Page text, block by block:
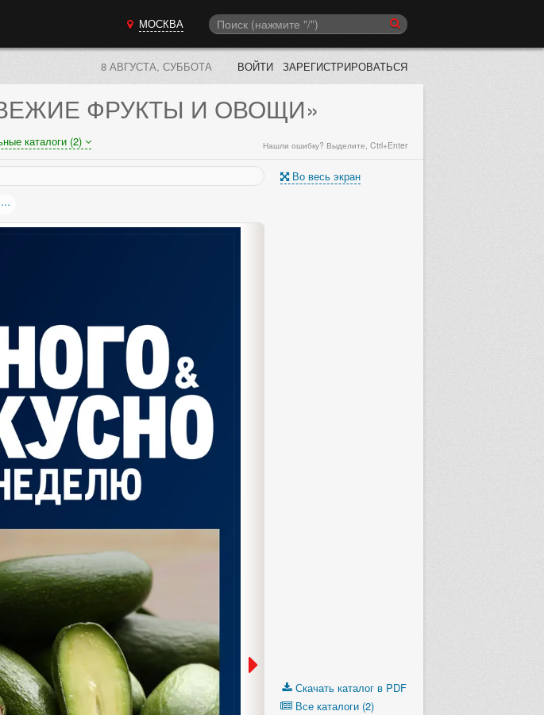
МОСКВА
8 АВГУСТА, СУББОТА ВОЙТИ ЗАРЕГИСТРИРОВАТЬСЯ
ФРУКТЫ И ОВОЩИ»
каталоги (2) Нашли ошибку? Выделите, Ctrl+Enter
Во весь экран
...
Скачать каталог в PDF
Все каталоги (2)